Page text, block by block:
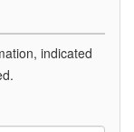
indicated